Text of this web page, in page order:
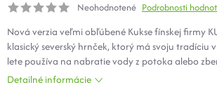
Obchodné podmienky
Podmienky ochrany osobných údajov
Kontakty
Veľkostné tabuľky
Neohodnotené Podrobnosti
Nová verzia veľmi obľúbené Kukse fínskej firmy
klasický severský hrnček, ktorý má svoju tradíciu
lete používa na nabratie vody z potoka alebo
zime ho môžete využiť napr. Na čaj o ktorý si
Detailné informácie